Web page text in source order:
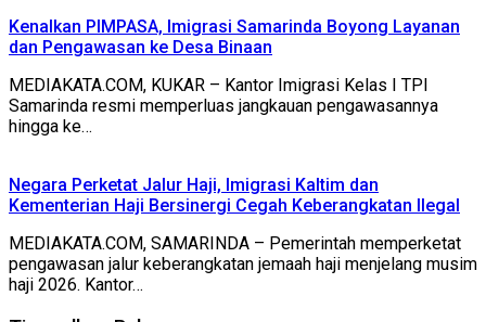
Kenalkan PIMPASA, Imigrasi Samarinda Boyong Layanan
dan Pengawasan ke Desa Binaan
MEDIAKATA.COM, KUKAR – Kantor Imigrasi Kelas I TPI
Samarinda resmi memperluas jangkauan pengawasannya
hingga ke…
Negara Perketat Jalur Haji, Imigrasi Kaltim dan
Kementerian Haji Bersinergi Cegah Keberangkatan Ilegal
MEDIAKATA.COM, SAMARINDA – Pemerintah memperketat
pengawasan jalur keberangkatan jemaah haji menjelang musim
haji 2026. Kantor…